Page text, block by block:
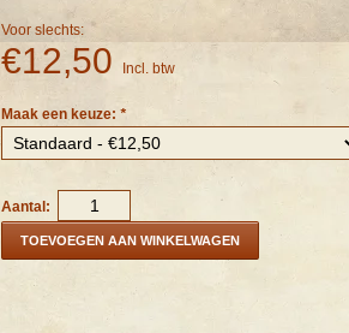
Voor slechts:
€12,50 Incl. btw
Maak een keuze: *
Aantal:
TOEVOEGEN AAN WINKELWAGEN